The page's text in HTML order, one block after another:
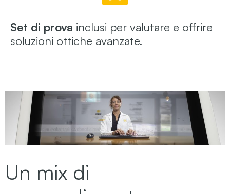
Set di prova inclusi per valutare e offrire
soluzioni ottiche avanzate.
Un mix di